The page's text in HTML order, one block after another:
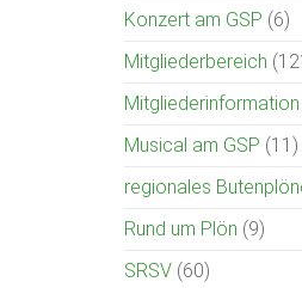
Konzert am GSP (6)
Mitgliederbereich
Mitgliederinformation
Musical am GSP (11)
regionales
Rund um Plön (9)
SRSV (60)